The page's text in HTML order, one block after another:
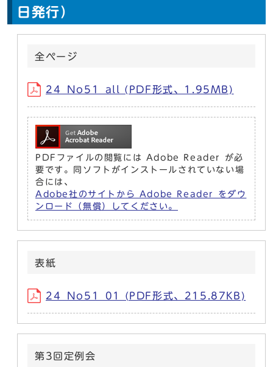
日発行）
全ページ
24_No51_all (PDF形式、1.95MB)
PDFファイルの閲覧には Adobe Reader が必
要です。同ソフトがインストールされていない場
合には、
Adobe社のサイトから Adobe Reader をダウ
ンロード（無償）してください。
表紙
24_No51_01 (PDF形式、215.87KB)
第3回定例会